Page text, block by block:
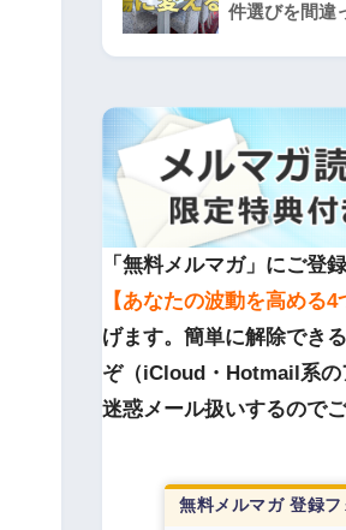
件選びを間違
「無料メルマガ」にご登
【あなたの波動を高める4
げます。簡単に解除でき
ぞ（iCloud・Hotmail系の
迷惑メール扱いするので
無料メルマガ 登録フ